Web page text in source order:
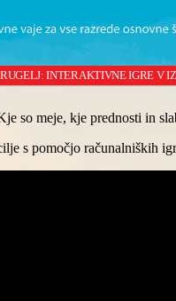
INTERAKTIVNE IGRE V
so meje, kje prednosti in
s pomočjo računalniških